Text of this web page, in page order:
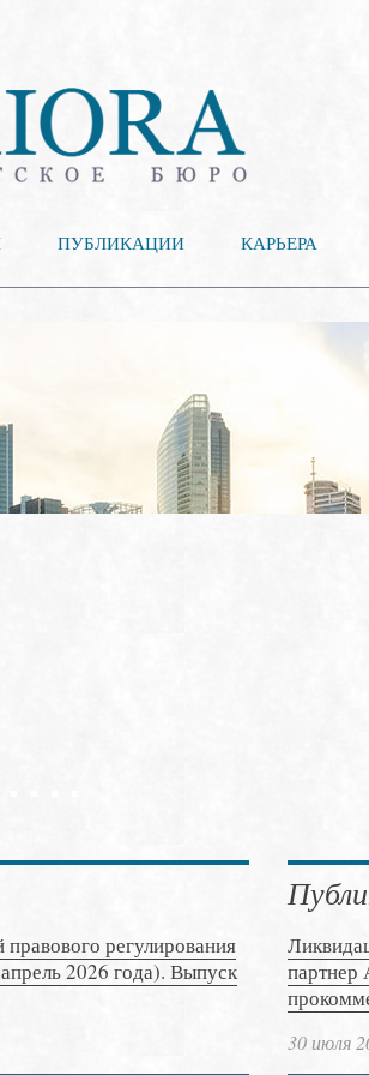
ПУБЛИКАЦИИ КАРЬЕРА
регулирования
2026 года). Выпуск
30 июля